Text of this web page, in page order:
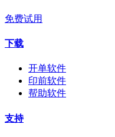
免费试用
下载
开单软件
印前软件
帮助软件
支持